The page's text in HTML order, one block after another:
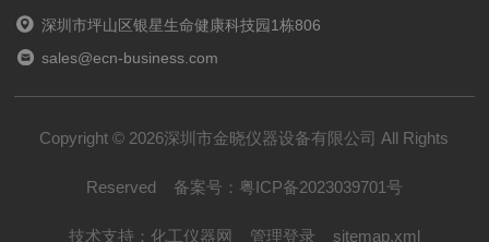
深圳市坪山区银星生命健康科技园1栋806
sales@ecn-business.com
Copyright © 2026深圳市金晓仪器设备有限公司 All Rights
Reserved 备案号： 粤ICP备2023039701号
技术支持： 化工仪器网 管理登录 sitemap.xml